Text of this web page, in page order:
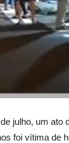
julho, um
foi vítima de